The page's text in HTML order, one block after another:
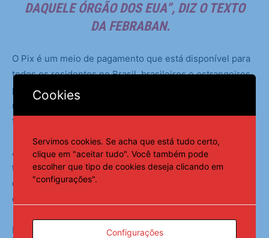
DAQUELE ÓRGÃO DOS EUA”, DIZ O TEXTO
DA FEBRABAN.
O Pix é um meio de pagamento que está disponível para
todos os residentes no Brasil, brasileiros e estrangeiros,
pessoas físicas e empresas, que têm como único
requisito a abertura de uma conta em um banco, numa
fintech ou numa instituição de pagamento.
A ferramenta de pagamento é gratuita para as pessoas
físicas, mas pode ser cobrado das empresas, sem
qualquer discriminação entre empresas brasileiras e
estrangeiras.
Hoje, a plataforma tem 168 milhões de usuários e
Cookies
Servimos cookies. Se acha que está tudo certo,
clique em "aceitar tudo". Você também pode
escolher que tipo de cookies deseja clicando em
"configurações".
Configurações